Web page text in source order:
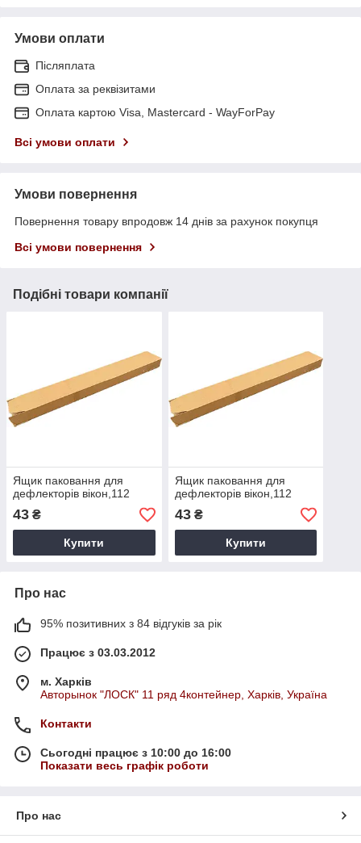
Умови оплати
Післяплата
Оплата за реквізитами
Оплата картою Visa, Mastercard - WayForPay
Всі умови оплати
Умови повернення
Повернення товару впродовж 14 днів за рахунок покупця
Всі умови повернення
Подібні товари компанії
Ящик паковання для
дефлекторів вікон,112
43 ₴
Купити
Ящик паковання для
дефлекторів вікон,112
43₴
Купити
Про нас
95% позитивних з 84 відгуків за рік
Працює з 03.03.2012
м. Харків
Авторынок "ЛОСК" 11 ряд 4контейнер, Харків, Україна
Контакти
Сьогодні працює з 10:00 до 16:00
Показати весь графік роботи
Про нас